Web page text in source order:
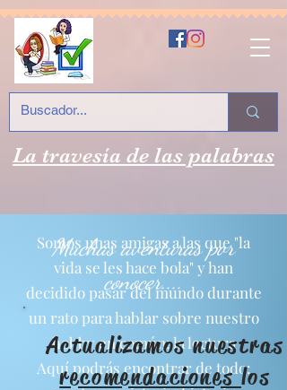
La travesía de las palabras
Somos unas amigas a las que "la
vida se les hace bola" y han
decidido pasar del mundo durante
un rato para hablar sobre nuestro
hobby en común: la lectura
Aquí podrás encontrar de todo:
Muchas aventuras por
conocer....
Actualizamos nuestras
recomendacioneslos